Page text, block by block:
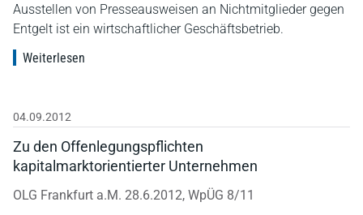
Ausstellen von Presseausweisen an Nichtmitglieder gegen
Entgelt ist ein wirtschaftlicher Geschäftsbetrieb.
Weiterlesen
04.09.2012
Zu den Offenlegungspflichten
kapitalmarktorientierter Unternehmen
OLG Frankfurt a.M. 28.6.2012, WpÜG 8/11